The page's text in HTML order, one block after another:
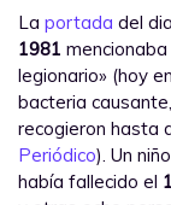
La portada del
1981
legionario» (hoy
bacteria
recogieron hasta
Periódico). Un
había fallecido el